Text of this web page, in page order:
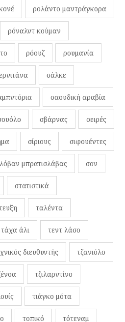
ρολάντο μαντράγκορα
ρόναλντ κούμαν
ρόουζ ρουμανία
σάλκε
σαουδική αραβία
σβάρνας σειρές
σίριους σιφουέντες
μπρατισλάβας σον
στατιστικά
ταλέντα
τάχα άλι τεντ λάσο
διευθυντής τζανιόλο
τζιλαρντίνο
τιάγκο μότα
τοπικό τότεναμ